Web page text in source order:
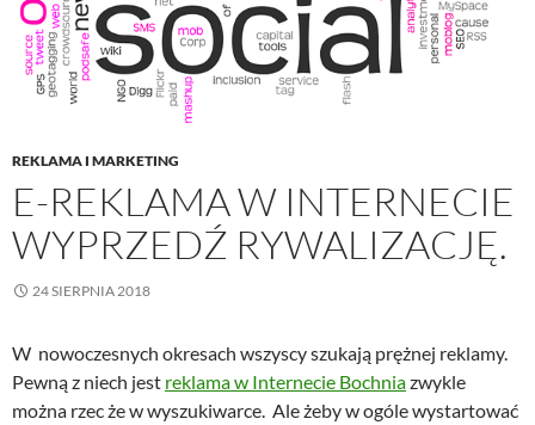
REKLAMA I MARKETING
E-REKLAMA W INTERNECIE
WYPRZEDŹ RYWALIZACJĘ.
24 SIERPNIA 2018
W nowoczesnych okresach wszyscy szukają prężnej reklamy.
Pewną z niech jest reklama w Internecie Bochniazwykle
można rzec że w wyszukiwarce. Ale żeby w ogóle wystartować